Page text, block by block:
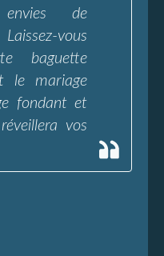
de
vous
baguette
le mariage
fondant et
vos